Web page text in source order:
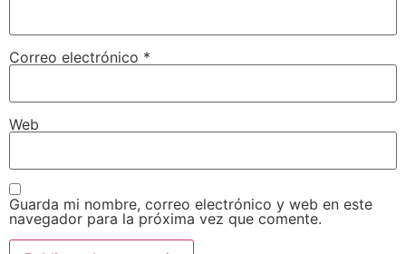
Correo electrónico *
Web
Guarda mi nombre, correo electrónico y web en este
navegador para la próxima vez que comente.